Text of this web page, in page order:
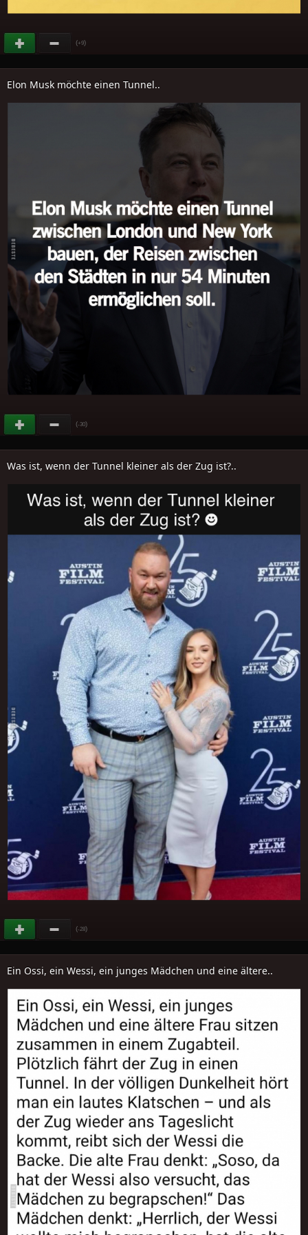
(+9)
Elon Musk möchte einen Tunnel..
(-30)
Was ist, wenn der Tunnel kleiner als der Zug ist?..
(-28)
Ein Ossi, ein Wessi, ein junges Mädchen und eine ältere..